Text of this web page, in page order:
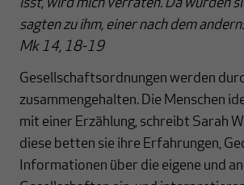
isst, wird mich verraten. Da wurden
sagten zu ihm, einer nach dem
Mk 14, 18-19
Gesellschaftsordnungen werden
zusammengehalten. Die Menschen
mit einer Erzählung, schreibt Sarah
diese betten sie ihre Erfahrungen,
Informationen über die eigene und